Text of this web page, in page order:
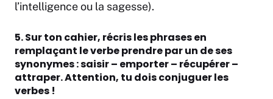
l’intelligence ou la sagesse).
5. Sur ton cahier, récris les phrases en
remplaçant le verbe prendre par un de ses
synonymes : saisir – emporter – récupérer –
attraper. Attention, tu dois conjuguer les
verbes !